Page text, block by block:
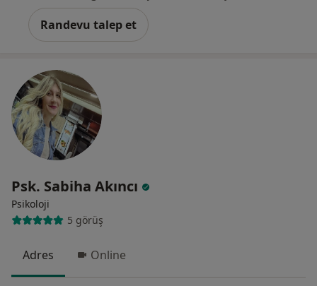
Randevu talep et
Psk. Sabiha Akıncı
Psikoloji
5 görüş
Adres Online